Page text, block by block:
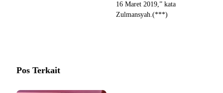
16 Maret 2019,” kata
Zulmansyah.(***)
Pos Terkait